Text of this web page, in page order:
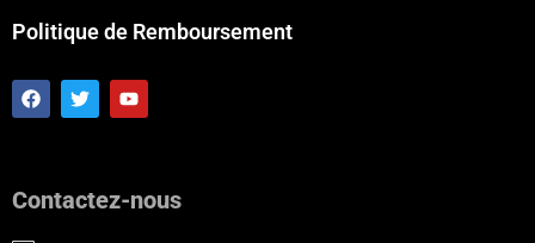
Politique de Remboursement
F
a
c
o
T
w
i
r
Y
o
u
e
Contactez-nous